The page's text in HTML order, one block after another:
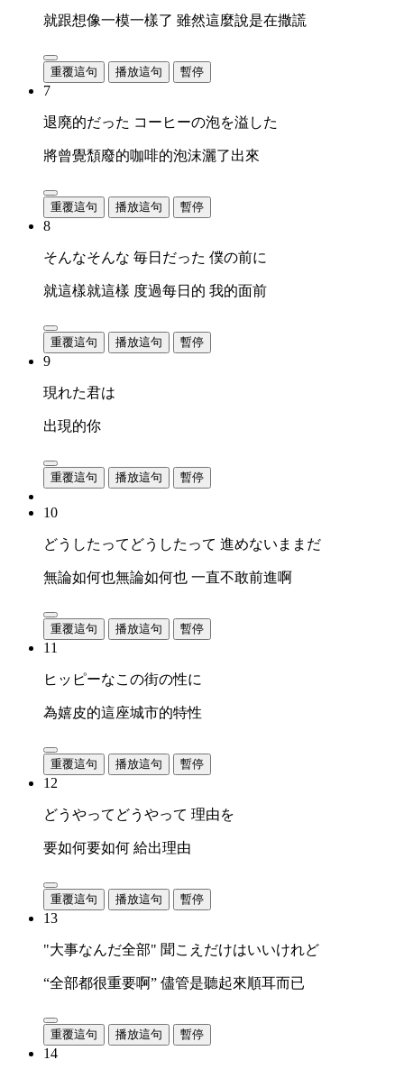
就跟想像一模一樣了 雖然這麼說是在撒謊
重覆這句 播放這句 暫停
7
退廃的だった コーヒーの泡を溢した
將曾覺頹廢的咖啡的泡沫灑了出來
重覆這句 播放這句 暫停
8
そんなそんな 毎日だった 僕の前に
就這樣就這樣 度過每日的 我的面前
重覆這句 播放這句 暫停
9
現れた君は
出現的你
重覆這句 播放這句 暫停
10
どうしたってどうしたって 進めないままだ
無論如何也無論如何也 一直不敢前進啊
重覆這句 播放這句 暫停
11
ヒッピーなこの街の性に
為嬉皮的這座城市的特性
重覆這句 播放這句 暫停
12
どうやってどうやって 理由を
要如何要如何 給出理由
重覆這句 播放這句 暫停
13
"大事なんだ全部" 聞こえだけはいいけれど
“全部都很重要啊” 儘管是聽起來順耳而已
重覆這句 播放這句 暫停
14